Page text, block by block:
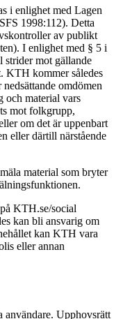
i enlighet med Lagen
1998:112). Detta
av publikt
I enlighet med § 5 i
strider mot gällande
KTH kommer således
omdömen
och material vars
mot folkgrupp,
om det är uppenbart
eller därtill närstående
material som bryter
KTH.se/social
kan bli ansvarig om
kan KTH vara
eller annan
användare. Upphovsrätt